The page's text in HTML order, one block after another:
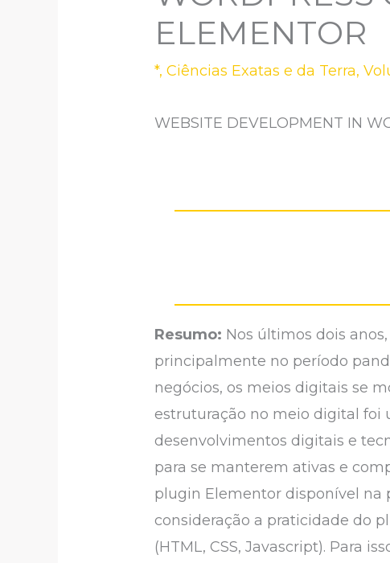
ELEMENTOR
*,Ciências Exatas e da Terra,
WEBSITE DEVELOPMENT IN
Resumo: Nos últimos dois
principalmente no período
negócios, os meios digitais se
estruturação no meio digital foi
desenvolvimentos digitais e
para se manterem ativas e
plugin Elementor disponível na
consideração a praticidade do
(HTML, CSS, Javascript). Para